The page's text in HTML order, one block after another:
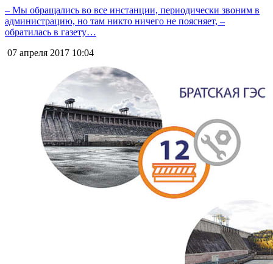
– Мы обращались во все инстанции, периодически звоним в
администрацию, но там никто ничего не поясняет, –
обратилась в газету…
07 апреля 2017 10:04